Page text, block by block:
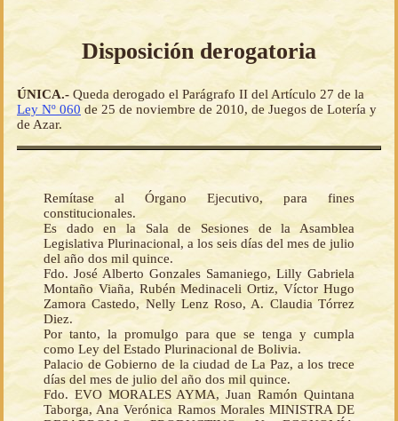
Disposición derogatoria
ÚNICA.- Queda derogado el Parágrafo II del Artículo 27 de la
Ley Nº 060 de 25 de noviembre de 2010, de Juegos de Lotería y
de Azar.
Remítase al Órgano Ejecutivo, para fines
constitucionales.
Es dado en la Sala de Sesiones de la Asamblea
Legislativa Plurinacional, a los seis días del mes de julio
del año dos mil quince.
Fdo. José Alberto Gonzales Samaniego, Lilly Gabriela
Montaño Viaña, Rubén Medinaceli Ortiz, Víctor Hugo
Zamora Castedo, Nelly Lenz Roso, A. Claudia Tórrez
Diez.
Por tanto, la promulgo para que se tenga y cumpla
como Ley del Estado Plurinacional de Bolivia.
Palacio de Gobierno de la ciudad de La Paz, a los trece
días del mes de julio del año dos mil quince.
Fdo. EVO MORALES AYMA, Juan Ramón Quintana
Taborga, Ana Verónica Ramos Morales MINISTRA DE